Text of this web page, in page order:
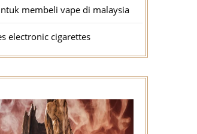
membeli vape di malaysia
electronic cigarettes